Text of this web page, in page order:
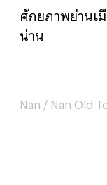
ศักยภาพย่านเ
น่าน
Nan / Nan Old